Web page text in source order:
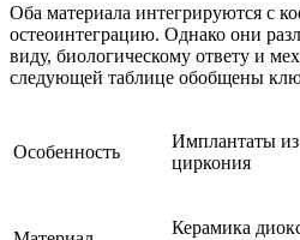
Оба материала интегрируются с
остеоинтеграцию. Однако они
виду, биологическому ответу и
следующей таблице обобщены
Особенность
Имплантаты из
циркония
Керамика